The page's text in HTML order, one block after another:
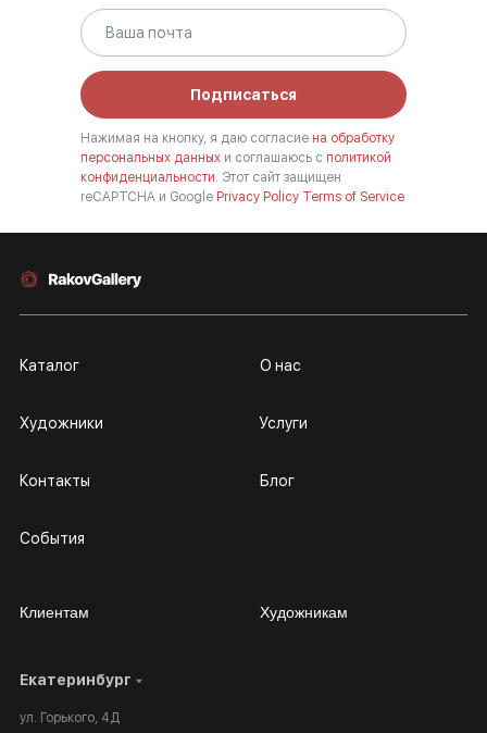
Подписаться
Нажимая на кнопку, я даю согласие на обработку
персональных данных и соглашаюсь с политикой
конфиденциальности. Этот сайт защищен
reCAPTCHA и Google Privacy Policy Terms of Service
Екатеринбург
ул. Горького, 4Д
Каталог
Художники
Контакты
События
О нас
Услуги
Блог
Клиентам
Личный кабинет
Вопросы и ответы
Художникам
Сотрудничество
Выставка в галерее